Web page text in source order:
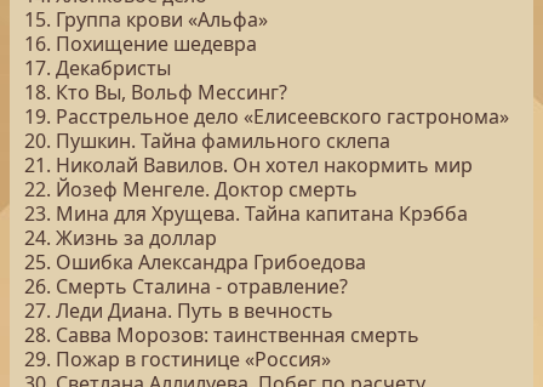
15. Группа крови «Альфа»
16. Похищение шедевра
17. Декабристы
18. Кто Вы, Вольф Мессинг?
19. Расстрельное дело «Елисеевского гастронома»
20. Пушкин. Тайна фамильного склепа
21. Николай Вавилов. Он хотел накормить мир
22. Йозеф Менгеле. Доктор смерть
23. Мина для Хрущева. Тайна капитана Крэбба
24. Жизнь за доллар
25. Ошибка Александра Грибоедова
26. Смерть Сталина - отравление?
27. Леди Диана. Путь в вечность
28. Савва Морозов: таинственная смерть
29. Пожар в гостинице «Россия»